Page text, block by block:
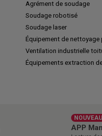
Agrément de soudage
Soudage robotisé
Soudage laser
Équipement de nettoyage
Ventilation industrielle
Équipements extraction
APP